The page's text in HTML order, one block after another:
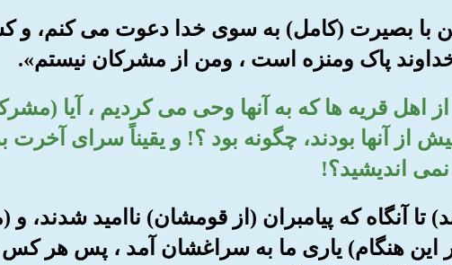
من با بصیرت (کامل) به سوی خدا دعوت می کنم، و
پاک ومنزه است ، ومن از مشرکان نیستم».
از اهل قریه ها که به آنها وحی می کردیم ، آیا
از آنها بودند، چگونه بود ؟! و یقیناً سرای آخرت
اندیشید؟!
تا آنگاه که پیامبران (از قومشان) ناامید شدند،
این هنگام) یاری ما به سراغشان آمد ، پس هر کس